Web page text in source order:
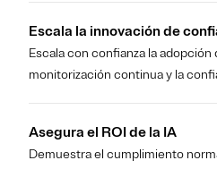
Escala la innovación de
Escala con confianza la adopción
monitorización continua y la
Asegura el ROI de la IA
Demuestra el cumplimiento